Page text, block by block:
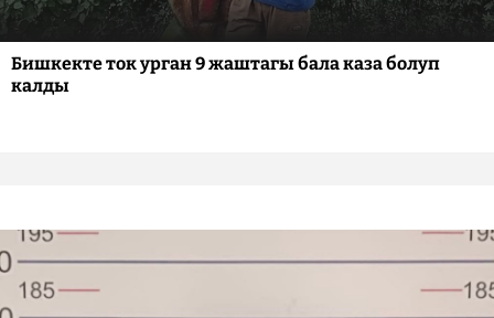
Бишкекте ток урган 9 жаштагы бала каза болуп
калды